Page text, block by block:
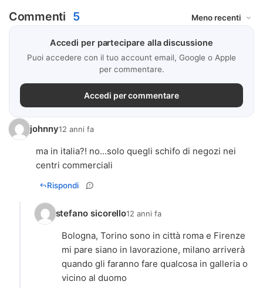
Commenti 5
Accedi per partecipare alla discussione
Puoi accedere con il tuo account email, Google o Apple
per commentare.
Accedi per commentare
johnny12 anni fa
ma in italia?! no...solo quegli schifo di negozi nei
centri commerciali
Rispondi
stefano sicorello12 anni fa
Bologna, Torino sono in città roma e Firenze
mi pare siano in lavorazione, milano arriverà
quando gli faranno fare qualcosa in galleria o
vicino al duomo